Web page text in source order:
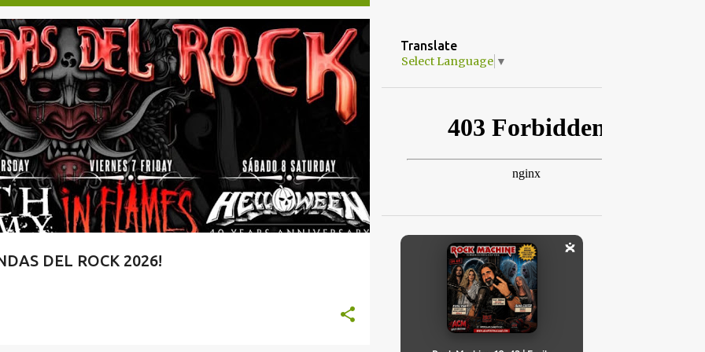
DEL ROCK 2026!
TAQUILLA.COM
Translate
Select Language ▼